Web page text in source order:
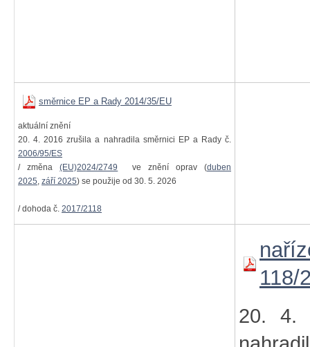
směrnice EP a Rady 2014/35/EU
aktuální znění
20. 4. 2016 zrušila a nahradila směrnici EP a Rady č.
2006/95/ES
/ změna(EU)2024/2749 ve znění oprav (duben
2025, září 2025) se použije od 30. 5. 2026
/ dohoda č. 2017/2118
118/
20. 4.